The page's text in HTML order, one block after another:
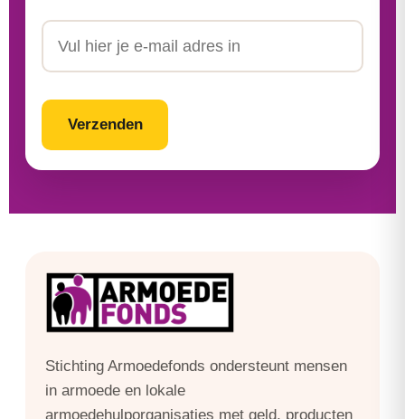
Achternaam
CAPTCHA
Stichting Armoedefonds ondersteunt mensen
in armoede en lokale
armoedehulporganisaties met geld, producten